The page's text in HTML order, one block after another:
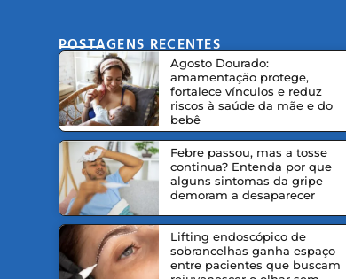
POSTAGENS RECENTES
Agosto Dourado:
amamentação protege,
fortalece vínculos e reduz
riscos à saúde da mãe e do
bebê
Febre passou, mas a tosse
continua? Entenda por que
alguns sintomas da gripe
demoram a desaparecer
Lifting endoscópico de
sobrancelhas ganha espaço
entre pacientes que buscam